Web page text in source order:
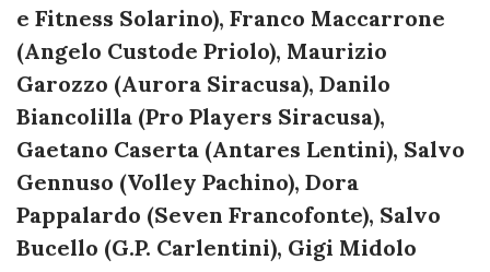
e Fitness Solarino), Franco Maccarrone
(Angelo Custode Priolo), Maurizio
Garozzo (Aurora Siracusa), Danilo
Biancolilla (Pro Players Siracusa),
Gaetano Caserta (Antares Lentini), Salvo
Gennuso (Volley Pachino), Dora
Pappalardo (Seven Francofonte), Salvo
Bucello (G.P. Carlentini), Gigi Midolo